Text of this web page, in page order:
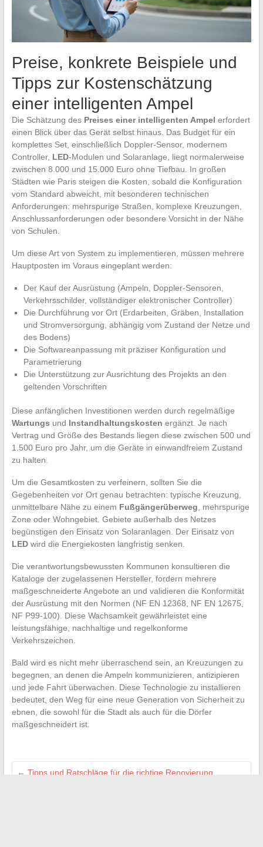
Preise, konkrete Beispiele und
Tipps zur Kostenschätzung
einer intelligenten Ampel
Die Schätzung des Preises einer intelligenten Ampel erfordert
einen Blick über das Gerät selbst hinaus. Das Budget für ein
komplettes Set, einschließlich Doppler-Sensor, modernem
Controller, LED-Modulen und Solaranlage, liegt normalerweise
zwischen 8.000 und 15.000 Euro ohne Tiefbau. In großen
Städten wie Paris steigen die Kosten, sobald die Konfiguration
vom Standard abweicht, mit besonderen technischen
Anforderungen: mehrspurige Straßen, komplexe Kreuzungen,
Anschlussanforderungen oder besondere Vorsicht in der Nähe
von Schulen.
Um diese Art von System zu implementieren, müssen mehrere
Hauptposten im Voraus eingeplant werden:
Der Kauf der Ausrüstung (Ampeln, Doppler-Sensoren,
Verkehrsschilder, vollständiger elektronischer Controller)
Die Durchführung vor Ort (Erdarbeiten, Gräben, Installation
und Stromversorgung, abhängig vom Zustand der Netze und
des Bodens)
Die Softwareanpassung mit präziser Konfiguration und
Parametrierung
Die Unterstützung zur Ausrichtung des Projekts an den
geltenden Vorschriften
Diese anfänglichen Investitionen werden durch regelmäßige
Wartungs und Instandhaltungskosten ergänzt. Je nach
Vertrag und Größe des Bestands liegen diese zwischen 500 und
1.500 Euro pro Jahr, um die Geräte in einwandfreiem Zustand
zu halten.
Um die Gesamtkosten zu verfeinern, sollten Sie die
Gegebenheiten vor Ort genau betrachten: typische Kreuzung,
unmittelbare Nähe zu einem Fußgängerüberweg , mehrspurige
Zone oder Wohngebiet. Gebiete außerhalb des Netzes
begünstigen den Einsatz von Solaranlagen. Der Einsatz von
LEDwird die Energiekosten langfristig senken.
Die verantwortungsbewussten Kommunen konsultieren die
Kataloge der zugelassenen Hersteller, fordern mehrere
maßgeschneiderte Angebote an und validieren die Konformität
der Ausrüstung mit den Normen (NF EN 12368, NF EN 12675,
NF P99-100). Diese Wachsamkeit gewährleistet eine
leistungsfähige, nachhaltige und regelkonforme
Verkehrszeichen.
Bald wird es nicht mehr überraschend sein, an Kreuzungen zu
begegnen, an denen die Ampeln kommunizieren, antizipieren
und jede Fahrt überwachen. Diese Technologie zu installieren
bedeutet, den Weg für eine neue Generation von Sicherheit zu
ebnen, die sowohl für die Stadt als auch für die Dörfer
maßgeschneidert ist.
← Tipps und Ratschläge für die richtige Renovierung,